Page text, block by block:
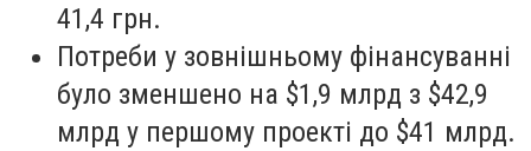
41,4 грн.
Потреби у зовнішньому фінансуванні
було зменшено на $1,9 млрд з $42,9
млрд у першому проекті до $41 млрд.